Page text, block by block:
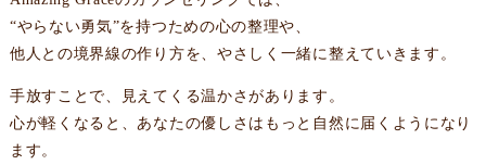
“やらない勇気”を持つための心の整理や、
他人との境界線の作り方を、やさしく一緒に整えていきます。
手放すことで、見えてくる温かさがあります。
心が軽くなると、あなたの優しさはもっと自然に届くようになり
ます。